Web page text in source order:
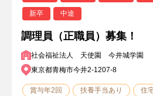
新卒 中途
調理員（正職員）募集！
社会福祉法人 天使園 今井城学園
東京都青梅市今井2-1207-8
賞与年2回 扶養手当あり 住